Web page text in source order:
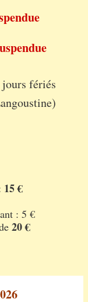
fériés
15 €
: 5 €
20 €